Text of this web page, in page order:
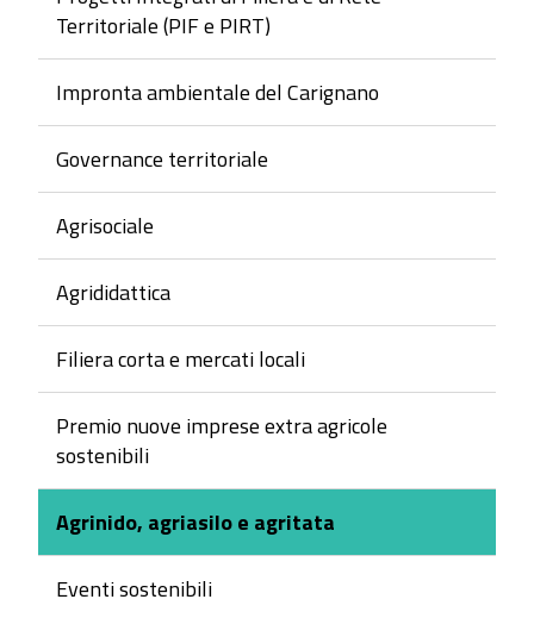
Territoriale (PIF e PIRT)
Impronta ambientale del Carignano
Governance territoriale
Agrisociale
Agrididattica
Filiera corta e mercati locali
Premio nuove imprese extra agricole
sostenibili
Agrinido, agriasilo e agritata
Eventi sostenibili